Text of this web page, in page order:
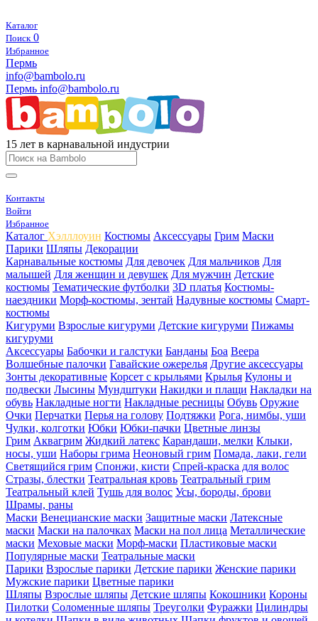
Каталог
Поиск 0
Избранное
Пермь
info@bambolo.ru
Пермь info@bambolo.ru
15 лет в карнавальной индустрии
Контакты
Войти
Избранное
Каталог Хэлллоуин Костюмы Аксессуары Грим Маски
Парики Шляпы Декорации
Карнавальные костюмы Для девочек Для мальчиков Для
малышей Для женщин и девушек Для мужчин Детские
костюмы Тематические футболки 3D платья Костюмы-
наездники Морф-костюмы, зентай Надувные костюмы Смарт-
костюмы
Кигуруми Взрослые кигуруми Детские кигуруми Пижамы
кигуруми
Аксессуары Бабочки и галстуки Банданы Боа Веера
Волшебные палочки Гавайские ожерелья Другие аксессуары
Зонты декоративные Корсет с крыльями Крылья Кулоны и
подвески Лысины Мундштуки Накидки и плащи Накладки на
обувь Накладные ногти Накладные ресницы Обувь Оружие
Очки Перчатки Перья на голову Подтяжки Рога, нимбы, уши
Чулки, колготки Юбки Юбки-пачки Цветные линзы
Грим Аквагрим Жидкий латекс Карандаши, мелки Клыки,
носы, уши Наборы грима Неоновый грим Помада, лаки, гели
Светящийся грим Спонжи, кисти Спрей-краска для волос
Стразы, блестки Театральная кровь Театральный грим
Театральный клей Тушь для волос Усы, бороды, брови
Шрамы, раны
Маски Венецианские маски Защитные маски Латексные
маски Маски на палочках Маски на пол лица Металлические
маски Меховые маски Морф-маски Пластиковые маски
Популярные маски Театральные маски
Парики Взрослые парики Детские парики Женские парики
Мужские парики Цветные парики
Шляпы Взрослые шляпы Детские шляпы Кокошники Короны
Пилотки Соломенные шляпы Треуголки Фуражки Цилиндры